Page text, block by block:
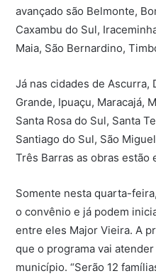
avançado são Belmonte,
Caxambu do Sul,
Maia, São Bernardino,
Já nas cidades de Ascurra,
Grande, Ipuaçu, Maracajá,
Santa Rosa do Sul, Santa
Santiago do Sul, São
Três Barras as obras estão
Somente nesta quarta-
o convênio e já podem
entre eles Major Vieira. A
que o programa vai
município. “Serão 12